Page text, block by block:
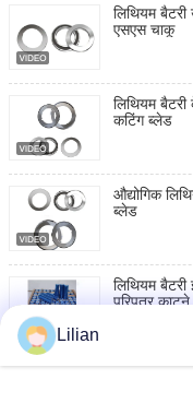
लिथियम
एसएस चाकू
लिथियम
कटिंग ब्लेड
औद्योगिक
ब्लेड
लिथियम
परिपत्र
Lilian